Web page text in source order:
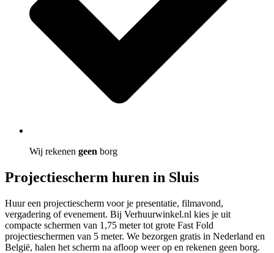
Wij rekenen geen borg
Projectiescherm huren in Sluis
Huur een projectiescherm voor je presentatie, filmavond,
vergadering of evenement. Bij Verhuurwinkel.nl kies je uit
compacte schermen van 1,75 meter tot grote Fast Fold
projectieschermen van 5 meter. We bezorgen gratis in Nederland en
België, halen het scherm na afloop weer op en rekenen geen borg.